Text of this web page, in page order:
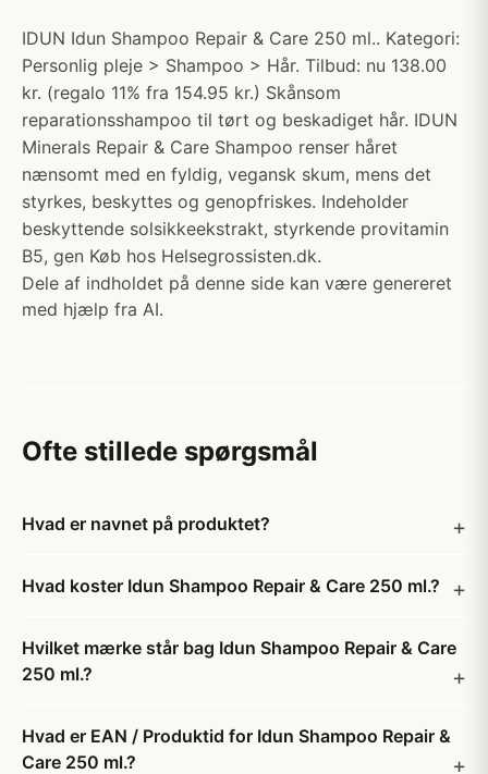
IDUN Idun Shampoo Repair & Care 250 ml.. Kategori:
Personlig pleje > Shampoo > Hår. Tilbud: nu 138.00
kr. (regalo 11% fra 154.95 kr.) Skånsom
reparationsshampoo til tørt og beskadiget hår. IDUN
Minerals Repair & Care Shampoo renser håret
nænsomt med en fyldig, vegansk skum, mens det
styrkes, beskyttes og genopfriskes. Indeholder
beskyttende solsikkeekstrakt, styrkende provitamin
B5, gen Køb hos Helsegrossisten.dk.
Dele af indholdet på denne side kan være genereret
med hjælp fra AI.
Ofte stillede spørgsmål
Hvad er navnet på produktet?
Hvad koster Idun Shampoo Repair & Care 250 ml.?
Hvilket mærke står bag Idun Shampoo Repair & Care
250 ml.?
Hvad er EAN / Produktid for Idun Shampoo Repair &
Care 250 ml.?